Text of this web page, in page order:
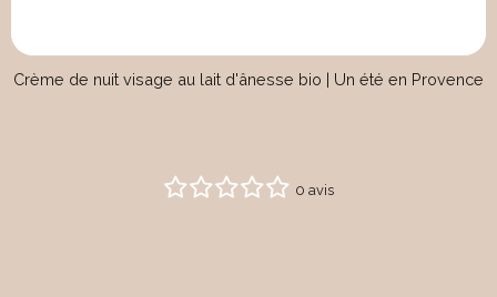
Crème de nuit visage au lait d'ânesse bio | Un été en Provence
0 avis